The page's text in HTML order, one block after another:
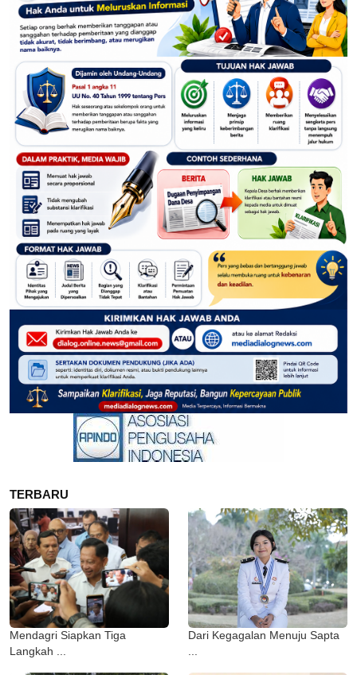
TERBARU
Mendagri Siapkan Tiga
Langkah ...
Dari Kegagalan Menuju Sapta
...